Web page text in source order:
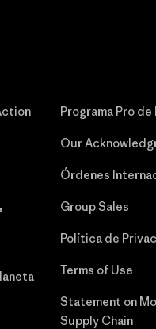
Programa Pro de
Our
Órdenes
Group Sales
Política de
Terms of Use
Statement on
Supply Chain